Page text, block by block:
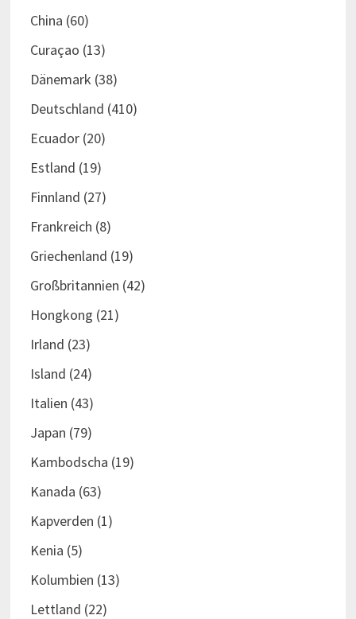
China (60)
Curaçao (13)
Dänemark (38)
Deutschland (410)
Ecuador(20)
Estland (19)
Finnland (27)
Frankreich (8)
Griechenland (19)
Großbritannien (42)
Hongkong (21)
Irland (23)
Island (24)
Italien (43)
Japan (79)
Kambodscha (19)
Kanada (63)
Kapverden (1)
Kenia (5)
Kolumbien (13)
Lettland (22)